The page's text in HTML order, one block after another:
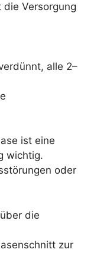
Versorgung
alle 2–
ist eine
wichtig.
oder
die
zur